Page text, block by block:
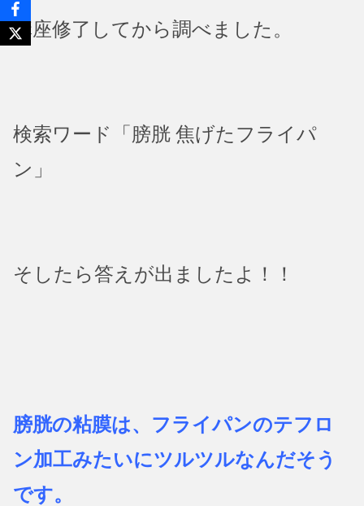
講座修了してから調べました。
検索ワード「膀胱 焦げたフライパ
ン」
そしたら答えが出ましたよ！！
膀胱の粘膜は、フライパンのテフロ
ン加工みたいにツルツルなんだそう
です。